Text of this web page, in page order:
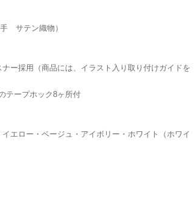
サテン織物）
ナー採用（商品には、イラスト入り取り付けガイドを
テープホック8ヶ所付
エロー・ベージュ・アイボリー・ホワイト（ホワイ